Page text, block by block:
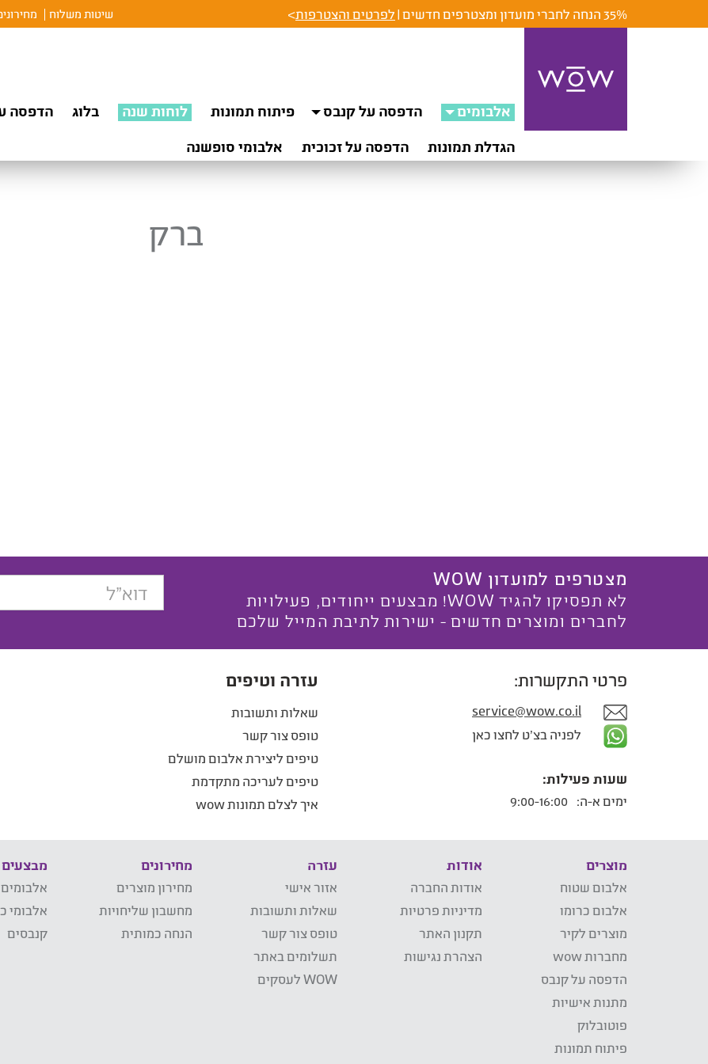
35% הנחה לחברי מועדון ומצטרפים חדשים | לפרטים והצטרפות> שיטות משלוח
אלבומים הדפסה על קנבס פיתוח תמונות לוחות שנה בלוג הדפסה
הגדלת תמונות
הדפסה על זכוכית אלבומי סופשנה
ברק
מצטרפים למועדון WOW
לא תפסיקו להגיד WOW! מבצעים ייחודים, פעילויות
לחברים ומוצרים חדשים - ישירות לתיבת המייל שלכם
פרטי התקשרות:
service@wow.co.il
לפניה בצ'ט לחצו כאן
שעות פעילות:
ימים א-ה:
עזרה וטיפים
שאלות ותשובות
טופס צור קשר
טיפים ליצירת אלבום מושלם
טיפים לעריכה מתקדמת
איך לצלם תמונות wow
מוצרים
אלבום שטוח
אלבום כרומו
מוצרים לקיר
מחברות wow
הדפסה על קנבס
מתנות אישיות
פוטובלוק
פיתוח תמונות
אודות
אודות החברה
מדיניות פרטיות
תקנון האתר
הצהרת נגישות
עזרה
אזור אישי
שאלות ותשובות
טופס צור קשר
תשלומים באתר
WOW לעסקים
מחירונים
מחירון מוצרים
מחשבון שליחויות
הנחה כמותית
מבצעים
אלבומי
קנבסים